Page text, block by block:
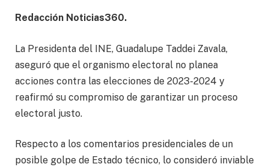
Redacción Noticias360.
La Presidenta del INE, Guadalupe Taddei Zavala,
aseguró que el organismo electoral no planea
acciones contra las elecciones de 2023-2024 y
reafirmó su compromiso de garantizar un proceso
electoral justo.
Respecto a los comentarios presidenciales de un
posible golpe de Estado técnico, lo consideró inviable